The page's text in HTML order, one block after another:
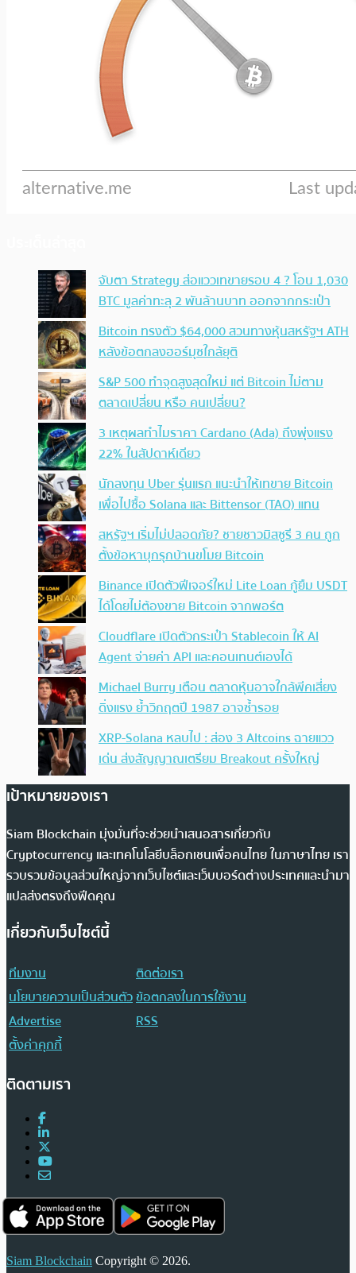
จับตา Strategy ส่อแววเทขายรอบ 4 ? โอน 1,030
BTC มูลค่าทะลุ 2 พันล้านบาท ออกจากกระเป๋า
Bitcoin ทรงตัว $64,000 สวนทางหุ้นสหรัฐฯ ATH
หลังข้อตกลงฮอร์มุซใกล้ยุติ
S&P 500 ทำจุดสูงสุดใหม่ แต่ Bitcoin ไม่ตาม
ตลาดเปลี่ยน หรือ คนเปลี่ยน?
3 เหตุผลทำไมราคา Cardano (Ada) ถึงพุ่งแรง
22% ในสัปดาห์เดียว
นักลงทุน Uber รุ่นแรก แนะนำให้เทขาย Bitcoin
เพื่อไปซื้อ Solana และ Bittensor (TAO) แทน
สหรัฐฯ เริ่มไม่ปลอดภัย? ชายชาวมิสซูรี 3 คน ถูก
ตั้งข้อหาบุกรุกบ้านขโมย Bitcoin
Binance เปิดตัวฟีเจอร์ใหม่ Lite Loan กู้ยืม USDT
ได้โดยไม่ต้องขาย Bitcoin จากพอร์ต
Cloudflare เปิดตัวกระเป๋า Stablecoin ให้ AI
Agent จ่ายค่า API และคอนเทนต์เองได้
Michael Burry เตือน ตลาดหุ้นอาจใกล้พีคเสี่ยง
ดิ่งแรง ย้ำวิกฤตปี 1987 อาจซ้ำรอย
XRP-Solana หลบไป : ส่อง 3 Altcoins ฉายแวว
เด่น ส่งสัญญาณเตรียม Breakout ครั้งใหญ่
เป้าหมายของเรา
Siam Blockchain มุ่งมั่นที่จะช่วยนำเสนอสารเกี่ยวกับ
Cryptocurrency และเทคโนโลยีบล็อกเชนเพื่อคนไทย ในภาษาไทย เรา
รวบรวมข้อมูลส่วนใหญ่จากเว็บไซต์และเว็บบอร์ดต่างประเทศและนำมา
แปลส่งตรงถึงฟีดคุณ
เกี่ยวกับเว็บไซต์นี้
ทีมงาน
ติดต่อเรา
นโยบายความเป็นส่วนตัวข้อตกลงในการใช้งาน
Advertise
RSS
ตั้งค่าคุกกี้
ติดตามเรา
Siam Blockchain Copyright © 2026.